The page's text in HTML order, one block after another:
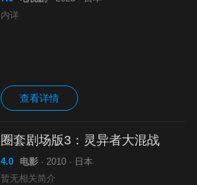
内详
查看详情
圈套剧场版3：灵异者大混战
4.0 电影 · 2010 · 日本
暂无相关简介